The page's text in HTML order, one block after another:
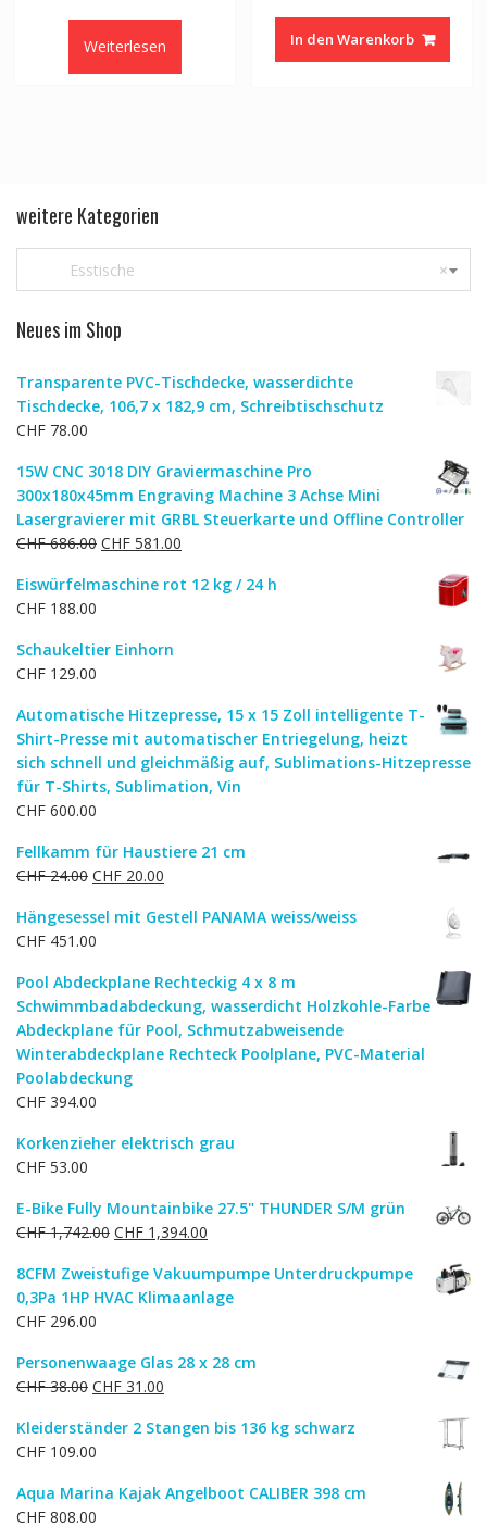
CHF 590.00
Weiterlesen In den Warenkorb
weitere Kategorien
×
Esstische
Neues im Shop
Transparente PVC-Tischdecke, wasserdichte
Tischdecke, 106,7 x 182,9 cm, Schreibtischschutz
CHF 78.00
15W CNC 3018 DIY Graviermaschine Pro
300x180x45mm Engraving Machine 3 Achse Mini
Lasergravierer mit GRBL Steuerkarte und Offline Controller
CHF686.00 Ursprünglicher
war:
CHF 581.00
ist:
Eiswürfelmaschine rot 12 kg / 24 h
CHF 188.00
Schaukeltier Einhorn
CHF 129.00
Automatische Hitzepresse, 15 x 15 Zoll intelligente T-
Shirt-Presse mit automatischer Entriegelung, heizt
sich schnell und gleichmäßig auf, Sublimations-Hitzepresse
für T-Shirts, Sublimation, Vin
CHF 600.00
Fellkamm für Haustiere 21 cm
CHF24.00 Ursprünglicher
war:
CHF 24.00
CHF 20.00
ist:
Hängesessel mit Gestell PANAMA weiss/weiss
CHF 451.00
Pool Abdeckplane Rechteckig 4 x 8 m
Schwimmbadabdeckung, wasserdicht Holzkohle-Farbe
Abdeckplane für Pool, Schmutzabweisende
Winterabdeckplane Rechteck Poolplane, PVC-Material
Poolabdeckung
CHF 394.00
Korkenzieher elektrisch grau
CHF 53.00
E-Bike Fully Mountainbike 27.5" THUNDER S/M grün
CHF1,742.00 Ursprünglicher
war:
CHF 1,742.00
CHF 1,394.00
ist:
CHF 1,394.00.
8CFM Zweistufige Vakuumpumpe Unterdruckpumpe
0,3Pa 1HP HVAC Klimaanlage
CHF 296.00
Personenwaage Glas 28 x 28 cm
CHF38.00 Ursprünglicher
war:
CHF 38.00
CHF 31.00
ist:
Kleiderständer 2 Stangen bis 136 kg schwarz
CHF 109.00
Aqua Marina Kajak Angelboot CALIBER 398 cm
CHF 808.00